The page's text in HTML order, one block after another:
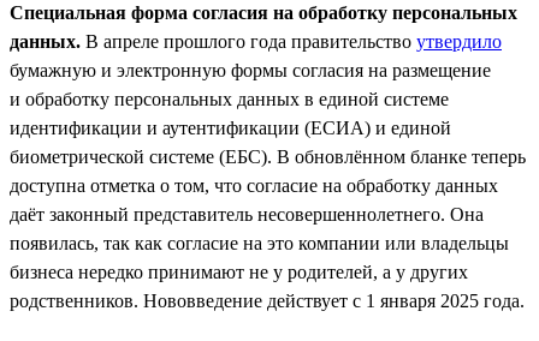
Специальная форма согласия на обработку персональных
данных. В апреле прошлого года правительство утвердило
бумажную и электронную формы согласия на размещение
и обработку персональных данных в единой системе
идентификации и аутентификации (ЕСИА) и единой
биометрической системе (ЕБС). В обновлённом бланке теперь
доступна отметка о том, что согласие на обработку данных
даёт законный представитель несовершеннолетнего. Она
появилась, так как согласие на это компании или владельцы
бизнеса нередко принимают не у родителей, а у других
родственников. Нововведение действует с 1 января 2025 года.